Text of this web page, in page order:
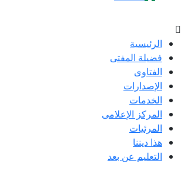
الرئيسية
فضيلة المفتى
الفتاوى
الإصدارات
الخدمات
المركز الإعلامى
المرئيات
هذا ديننا
التعليم عن بعد